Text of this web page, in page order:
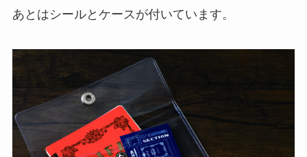
あとはシールとケースが付いています。